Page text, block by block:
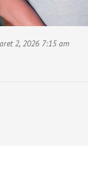
2, 2026 7:15 am